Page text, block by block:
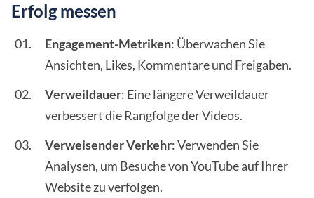
Erfolg messen
Engagement-Metriken: Überwachen Sie
Ansichten, Likes, Kommentare und Freigaben.
Verweildauer: Eine längere Verweildauer
verbessert die Rangfolge der Videos.
Verweisender Verkehr: Verwenden Sie
Analysen, um Besuche von YouTube auf Ihrer
Website zu verfolgen.